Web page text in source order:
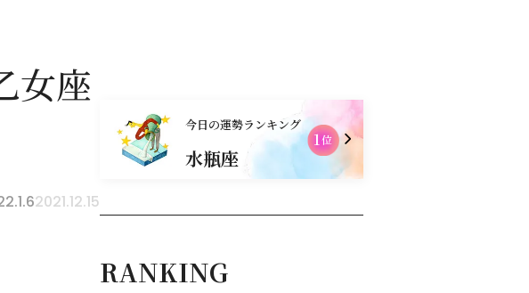
女座
2021.12.15
今日の運勢ランキング
水瓶座
乙女座
1
2位
RANKING